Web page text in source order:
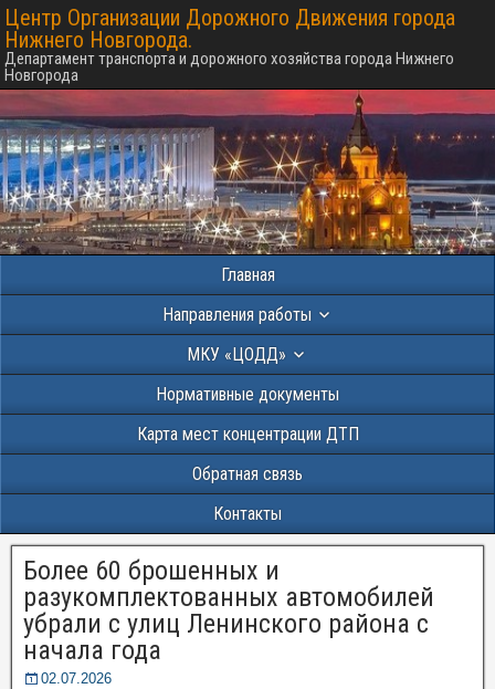
Центр Организации Дорожного Движения города
Нижнего Новгорода.
Департамент транспорта и дорожного хозяйства города Нижнего
Новгорода
Главная
Направления работы
МКУ «ЦОДД»
Нормативные документы
Карта мест концентрации ДТП
Обратная связь
Контакты
Более 60 брошенных и
разукомплектованных автомобилей
убрали с улиц Ленинского района с
начала года
02.07.2026